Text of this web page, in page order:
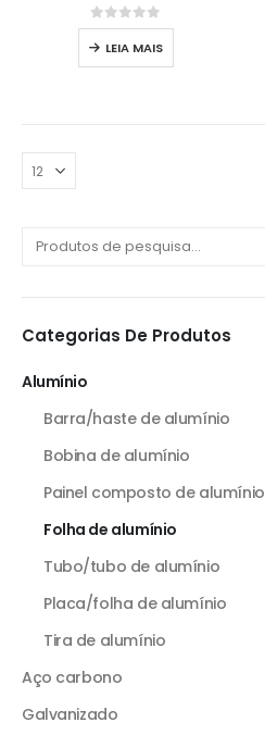
0fora de 5
LEIA MAIS
Categorias De Produtos
Alumínio
Barra/haste de alumínio
Bobina de alumínio
Painel composto de alumínio
Folha de alumínio
Tubo/tubo de alumínio
Placa/folha de alumínio
Tira de alumínio
Aço carbono
Galvanizado